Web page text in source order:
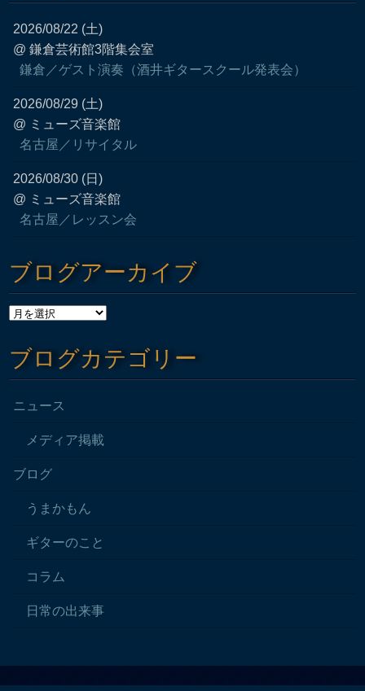
2026/08/22 (土)
@ 鎌倉芸術館3階集会室
鎌倉／ゲスト演奏（酒井ギタースクール発表会）
2026/08/29 (土)
@ ミューズ音楽館
名古屋／リサイタル
2026/08/30 (日)
@ ミューズ音楽館
名古屋／レッスン会
ブログアーカイブ
ブログカテゴリー
ニュース
メディア掲載
ブログ
うまかもん
ギターのこと
コラム
日常の出来事